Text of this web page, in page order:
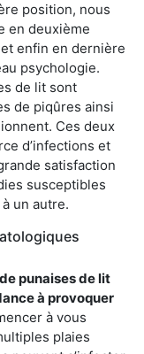
position, nous
en deuxième
enfin en dernière
psychologie.
de lit sont
de piqûres ainsi
Ces deux
d’infections et
satisfaction
susceptibles
un autre.
punaises de lit
à provoquer
à vous
plaies